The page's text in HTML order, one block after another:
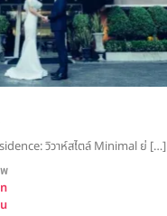
วิวาห์สไตล์ Minimal ย่ […]